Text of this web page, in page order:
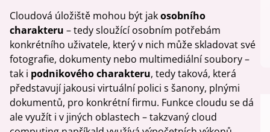
Cloudová úložiště mohou být jakosobního
charakteru – tedy sloužící osobním potřebám
konkrétního uživatele, který v nich může skladovat své
fotografie, dokumenty nebo multimediální soubory –
tak i podnikového charakteru, tedy taková, která
představují jakousi virtuální polici s šanony, plnými
dokumentů, pro konkrétní firmu. Funkce cloudu se dá
ale využít i v jiných oblastech – takzvaný cloud